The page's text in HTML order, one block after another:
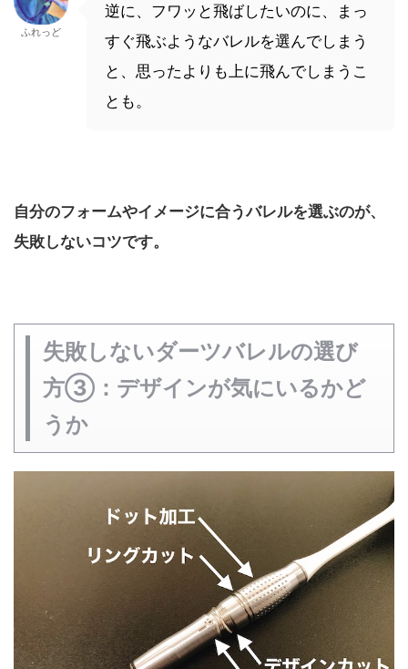
ふれっど
逆に、フワッと飛ばしたいのに、まっ
すぐ飛ぶようなバレルを選んでしまう
と、思ったよりも上に飛んでしまうこ
とも。
自分のフォームやイメージに合うバレルを選ぶのが、
失敗しないコツです。
失敗しないダーツバレルの選び
方③：デザインが気にいるかど
うか